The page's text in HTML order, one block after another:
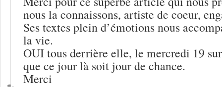
nous la connaissons, artiste de coeur,
Ses textes plein d’émotions nous
la vie.
OUI tous derrière elle, le mercredi 19
que ce jour là soit jour de chance.
Merci